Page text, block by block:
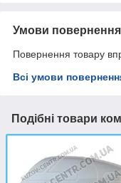
Умови повернення
Повернення товару
Всі умови
Подібні товари